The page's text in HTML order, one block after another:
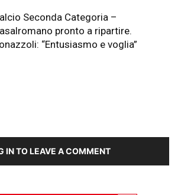
Seconda Categoria –
pronto a ripartire.
“Entusiasmo e voglia”
IN TO LEAVE A COMMENT